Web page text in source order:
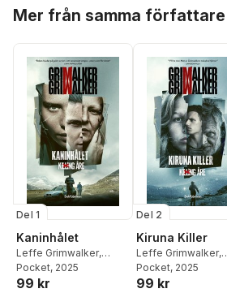
Mer från samma författare
Del 1
Kaninhålet
Leffe Grimwalker,
Caroline Grimwalker
Pocket, 2025
99 kr
Del 2
Kiruna Killer
Leffe Grimwalker,
Caroline Grimwalker
Pocket, 2025
99 kr